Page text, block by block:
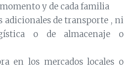
y de cada familia
adicionales de transporte , ni
o de almacenaje o
en los mercados locales o